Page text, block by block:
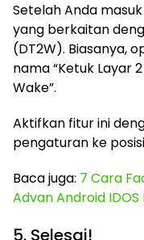
Setelah Anda
yang berkaitan
(DT2W). Biasanya,
nama “Ketuk Layar
Wake”.
Aktifkan fitur ini
pengaturan ke posisi
Baca juga: 7 Cara
Advan Android
5. Selesai!